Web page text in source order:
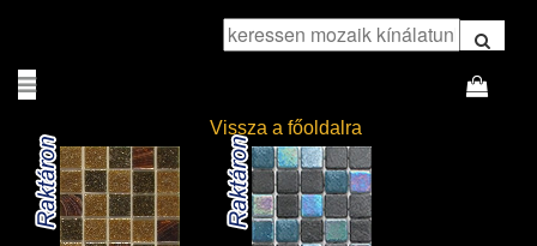
Vissza a főoldalra